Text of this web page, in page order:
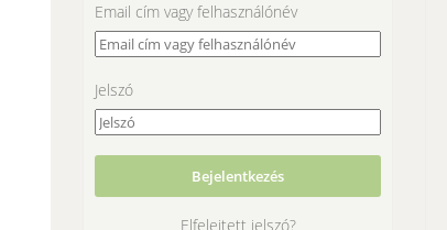
Email cím vagy felhasználónév
Jelszó
Elfelejtett jelszó?